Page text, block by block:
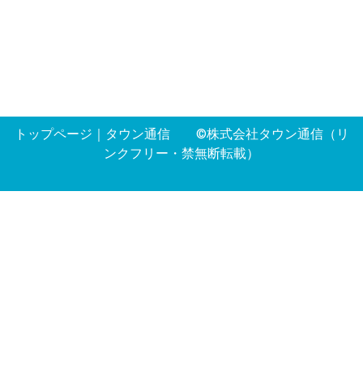
トップページ ｜ タウン通信©株式会社タウン通信（リ
ンクフリー・禁無断転載）